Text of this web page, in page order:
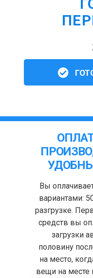
Вы
вариантами:
разгрузке.
средств вы
загрузки
половину
на место,
вещи на месте